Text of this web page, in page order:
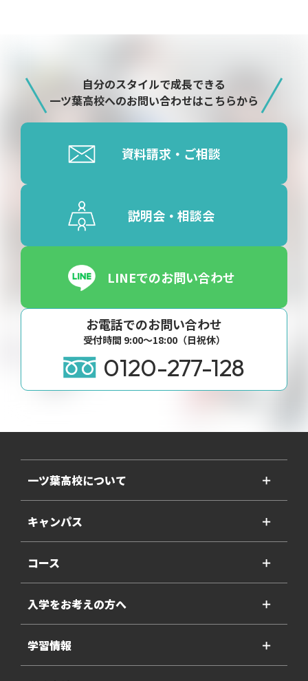
自分のスタイルで成長できる
一ツ葉高校へのお問い合わせはこちらから
資料請求・ご相談
説明会・相談会
LINEでのお問い合わせ
お電話でのお問い合わせ
受付時間 9:00〜18:00（日祝休）
0120-277-128
一ツ葉高校について ＋
キャンパス ＋
コース ＋
入学をお考えの方へ ＋
学習情報 ＋